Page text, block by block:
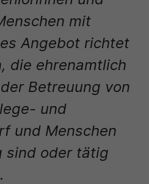
mit
Angebot richtet
die ehrenamtlich
Betreuung von
und
und Menschen
sind oder tätig
verwendet, um Details
ID zu speichern.